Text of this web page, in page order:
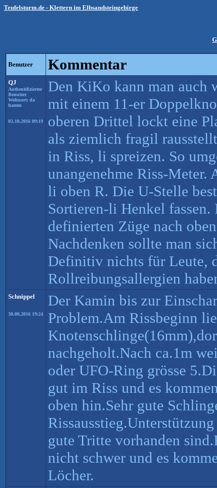
Teufelsturm.de - Klettern im Elbsandsteingebirge
Benutzer Kommentar
QJ
Authentifizierter
Benutzer
Wohnort: da
hamm
03.10.2016 09:19
Den KiKo kann man auch
mit einem 11-er
oberen Drittel lockt eine
als ziemlich fragil
in Riss, li spreizen. So
unangenehme Riss-Meter.
li oben R. Die U-Stelle
Sortieren-li Henkel fassen.
definierten Züge nach
Nachdenken sollte man
Definitiv nichts für Leute,
Rollreibungsallergien
Schnippel
30.08.2016 19:24
Der Kamin bis zur
Problem.Am Rissbeginn
nachgeholt.Nach ca.1m
oder UFO-Ring grösse
gut im Riss und es
oben hin.Sehr gute
gute Tritte vorhanden
nicht schwer und es
Löcher.